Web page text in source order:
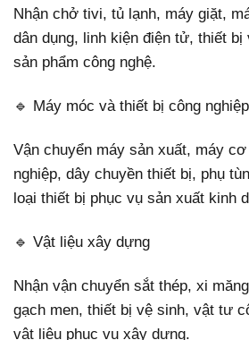
Nhận chở tivi, tủ lạnh, máy giặt,
dân dụng, linh kiện điện tử, thiết bị
sản phẩm công nghệ.
🔹 Máy móc và thiết bị công nghiệp
Vận chuyển máy sản xuất, máy
nghiệp, dây chuyền thiết bị, phụ
loại thiết bị phục vụ sản xuất kinh
🔹 Vật liệu xây dựng
Nhận vận chuyển sắt thép, xi
gạch men, thiết bị vệ sinh, vật tư
vật liệu phục vụ xây dựng.